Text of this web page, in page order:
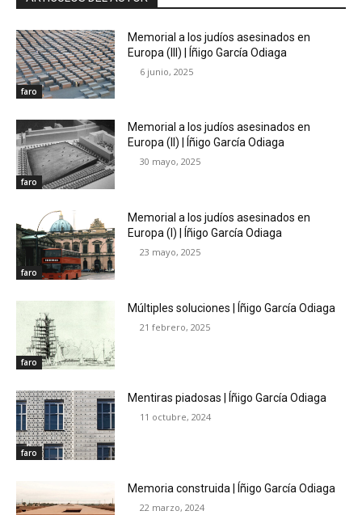
faro
Memorial a los judíos asesinados en
Europa (III) | Íñigo García Odiaga
6 junio, 2025
faro
Memorial a los judíos asesinados en
Europa (II) | Íñigo García Odiaga
30 mayo, 2025
faro
Memorial a los judíos asesinados en
Europa (I) | Íñigo García Odiaga
23 mayo, 2025
faro
Múltiples soluciones | Íñigo García Odiaga
21 febrero, 2025
faro
Mentiras piadosas | Íñigo García Odiaga
11 octubre, 2024
Memoria construida | Íñigo García Odiaga
22 marzo, 2024